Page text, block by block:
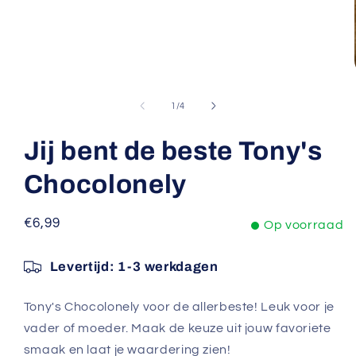
1 /van
4
Jij bent de beste Tony's
Chocolonely
Normale
€6,99 Op voorraad
Levertijd: 1-3 werkdagen
Tony's Chocolonely voor de allerbeste! Leuk voor je
vader of moeder. Maak de keuze uit jouw favoriete
smaak en laat je waardering zien!